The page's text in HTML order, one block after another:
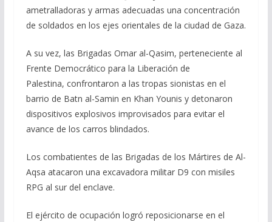
ametralladoras y armas adecuadas una concentración
de soldados en los ejes orientales de la ciudad de Gaza.
A su vez, las Brigadas Omar al-Qasim, perteneciente al
Frente Democrático para la Liberación de
Palestina, confrontaron a las tropas sionistas en el
barrio de Batn al-Samin en Khan Younis y detonaron
dispositivos explosivos improvisados para evitar el
avance de los carros blindados.
Los combatientes de las Brigadas de los Mártires de Al-
Aqsa atacaron una excavadora militar D9 con misiles
RPG al sur del enclave.
El ejército de ocupación logró reposicionarse en el